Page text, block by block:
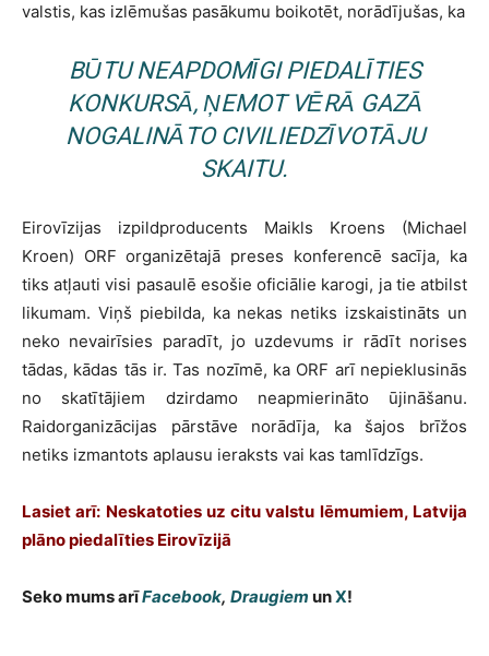
valstis, kas izlēmušas pasākumu boikotēt, norādījušas, ka
BŪTU NEAPDOMĪGI PIEDALĪTIES
KONKURSĀ, ŅEMOT VĒRĀ GAZĀ
NOGALINĀTO CIVILIEDZĪVOTĀJU
SKAITU.
Eirovīzijas izpildproducents Maikls Kroens (Michael
Kroen) ORF organizētajā preses konferencē sacīja, ka
tiks atļauti visi pasaulē esošie oficiālie karogi, ja tie atbilst
likumam. Viņš piebilda, ka nekas netiks izskaistināts un
neko nevairīsies paradīt, jo uzdevums ir rādīt norises
tādas, kādas tās ir. Tas nozīmē, ka ORF arī nepieklusinās
no skatītājiem dzirdamo neapmierināto ūjināšanu.
Raidorganizācijas pārstāve norādīja, ka šajos brīžos
netiks izmantots aplausu ieraksts vai kas tamlīdzīgs.
Lasiet arī: Neskatoties uz citu valstu lēmumiem, Latvija
plāno piedalīties Eirovīzijā
Seko mums arīFacebook, Draugiem unX!